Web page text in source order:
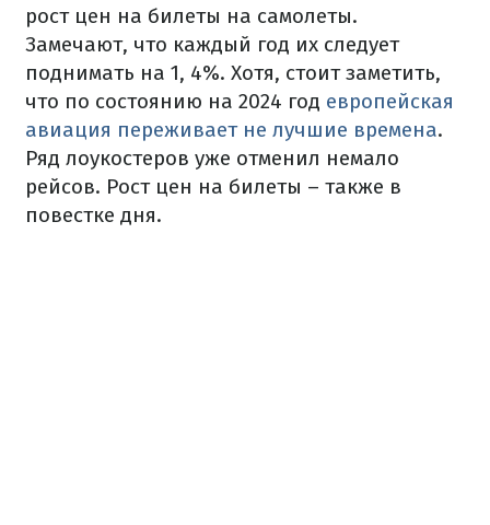
рост цен на билеты на самолеты.
Замечают, что каждый год их следует
поднимать на 1, 4%. Хотя, стоит заметить,
что по состоянию на 2024 год европейская
авиация переживает не лучшие времена.
Ряд лоукостеров уже отменил немало
рейсов. Рост цен на билеты – также в
повестке дня.